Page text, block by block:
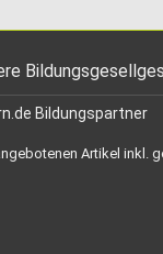
Artikel inkl.